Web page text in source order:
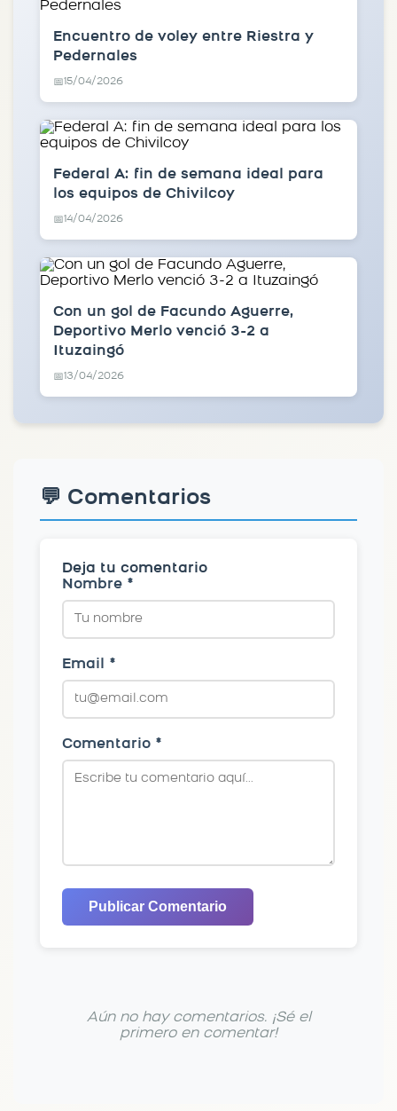
Encuentro de voley entre Riestra y
Pedernales
📅15/04/2026
Federal A: fin de semana ideal para
los equipos de Chivilcoy
📅14/04/2026
Con un gol de Facundo Aguerre,
Deportivo Merlo venció 3-2 a
Ituzaingó
📅13/04/2026
💬 Comentarios
Deja tu comentario
Nombre *
Email *
Comentario *
Publicar Comentario
Aún no hay comentarios. ¡Sé el
primero en comentar!